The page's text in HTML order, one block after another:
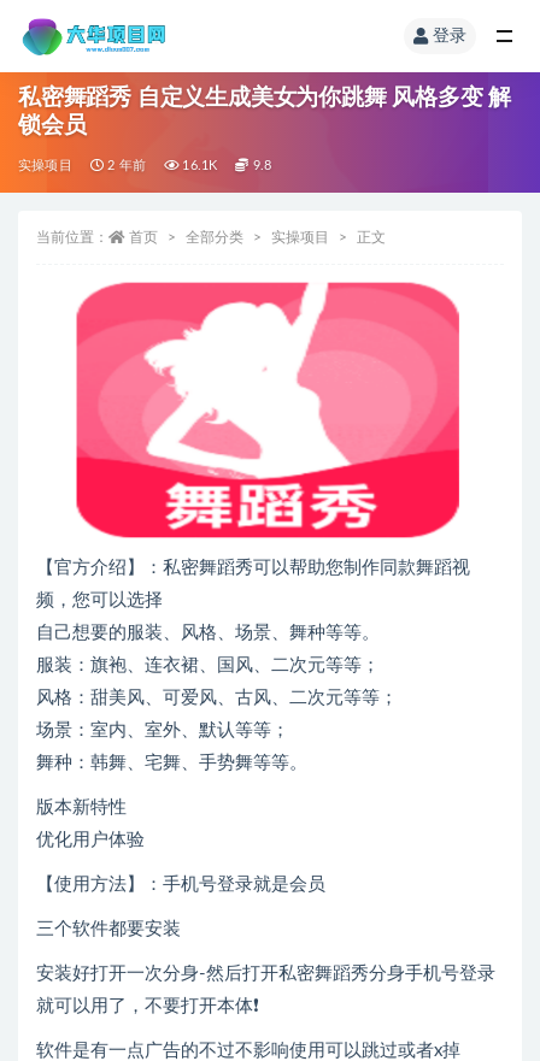
登录
私密舞蹈秀 自定义生成美女为你跳舞 风格多变 解
锁会员
实操项目 2 年前 16.1K 9.8
当前位置： 首页 全部分类 实操项目 正文
【官方介绍】：私密舞蹈秀可以帮助您制作同款舞蹈视
频，您可以选择
自己想要的服装、风格、场景、舞种等等。
服装：旗袍、连衣裙、国风、二次元等等；
风格：甜美风、可爱风、古风、二次元等等；
场景：室内、室外、默认等等；
舞种：韩舞、宅舞、手势舞等等。
版本新特性
优化用户体验
【使用方法】：手机号登录就是会员
三个软件都要安装
安装好打开一次分身-然后打开私密舞蹈秀分身手机号登录
就可以用了，不要打开本体❗
软件是有一点广告的不过不影响使用可以跳过或者x掉